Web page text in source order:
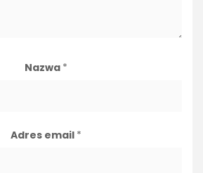
Nazwa *
Adres email *